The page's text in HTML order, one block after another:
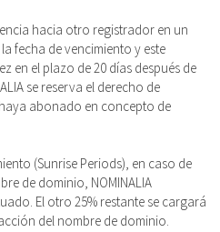
hacia otro registrador en un
fecha de vencimiento y este
en el plazo de 20 días después de
se reserva el derecho de
abonado en concepto de
(Sunrise Periods), en caso de
de dominio, NOMINALIA
El otro 25% restante se cargará
del nombre de dominio.